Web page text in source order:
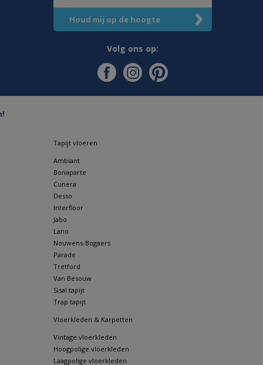
Volg ons op:
Tapijt vloeren
Ambiant
Bonaparte
Cunera
Desso
Interfloor
Jabo
Lano
Nouwens-Bogaers
Parade
Tretford
Van Besouw
Sisal tapijt
Trap tapijt
Vloerkleden & Karpetten
Vintage vloerkleden
Hoogpolige vloerkleden
Laagpolige vloerkleden